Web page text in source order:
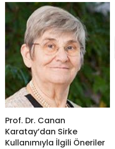
Prof. Dr. Canan
Karatay’dan Sirke
Kullanımıyla İlgili Öneriler